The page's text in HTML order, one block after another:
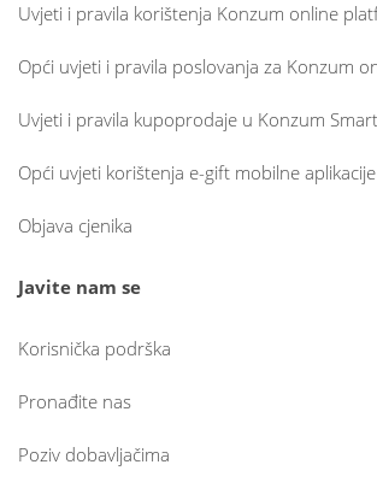
Uvjeti i pravila korištenja Konzum online
Opći uvjeti i pravila poslovanja za Konzum
Uvjeti i pravila kupoprodaje u Konzum
Opći uvjeti korištenja e-gift mobilne aplikacije
Objava cjenika
Javite nam se
Korisnička podrška
Pronađite nas
Poziv dobavljačima